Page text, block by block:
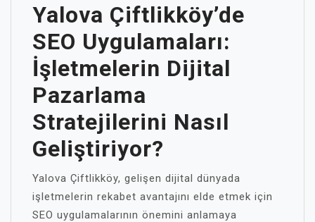
Yalova Çiftlikköy’de
SEO Uygulamaları:
İşletmelerin Dijital
Pazarlama
Stratejilerini Nasıl
Geliştiriyor?
Yalova Çiftlikköy, gelişen dijital dünyada
işletmelerin rekabet avantajını elde etmek için
SEO uygulamalarının önemini anlamaya